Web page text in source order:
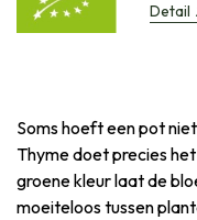
Detail
Soms hoeft een pot
Thyme doet precies
groene kleur laat de
moeiteloos tussen